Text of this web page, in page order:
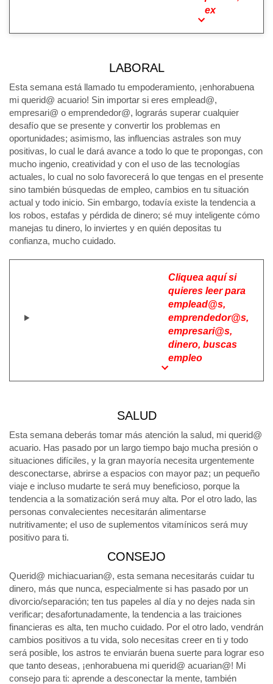
ex
LABORAL
Esta semana está llamado tu empoderamiento, ¡enhorabuena
mi querid@ acuario! Sin importar si eres emplead@,
empresari@ o emprendedor@, lograrás superar cualquier
desafío que se presente y convertir los problemas en
oportunidades; asimismo, las influencias astrales son muy
positivas, lo cual le dará avance a todo lo que te propongas, con
mucho ingenio, creatividad y con el uso de las tecnologías
actuales, lo cual no solo favorecerá lo que tengas en el presente
sino también búsquedas de empleo, cambios en tu situación
actual y todo inicio. Sin embargo, todavía existe la tendencia a
los robos, estafas y pérdida de dinero; sé muy inteligente cómo
manejas tu dinero, lo inviertes y en quién depositas tu
confianza, mucho cuidado.
Cliquea aquí si
quieres leer para
emplead@s,
emprendedor@s,
empresari@s,
dinero, buscas
empleo
SALUD
Esta semana deberás tomar más atención la salud, mi querid@
acuario. Has pasado por un largo tiempo bajo mucha presión o
situaciones difíciles, y la gran mayoría necesita urgentemente
desconectarse, abrirse a espacios con mayor paz; un pequeño
viaje e incluso mudarte te será muy beneficioso, porque la
tendencia a la somatización será muy alta. Por el otro lado, las
personas convalecientes necesitarán alimentarse
nutritivamente; el uso de suplementos vitamínicos será muy
positivo para ti.
CONSEJO
Querid@ michiacuarian@, esta semana necesitarás cuidar tu
dinero, más que nunca, especialmente si has pasado por un
divorcio/separación; ten tus papeles al día y no dejes nada sin
verificar; desafortunadamente, la tendencia a las traiciones
financieras es alta, ten mucho cuidado. Por el otro lado, vendrán
cambios positivos a tu vida, solo necesitas creer en ti y todo
será posible, los astros te enviarán buena suerte para lograr eso
que tanto deseas, ¡enhorabuena mi querid@ acuarian@! Mi
consejo para ti: aprende a desconectar la mente, también